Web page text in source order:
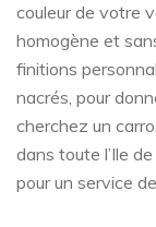
couleur de votre
homogène et
finitions
nacrés, pour
cherchez un
dans toute l’Ile
pour un service